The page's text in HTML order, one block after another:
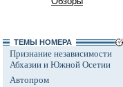
ТЕМЫ НОМЕРА
Признание независимости
Абхазии и Южной Осетии
Автопром